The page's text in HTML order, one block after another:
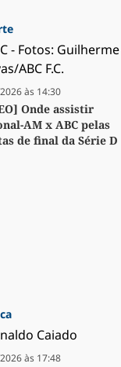
às 14:30
Onde assistir
AM x ABC pelas
de final da Série D
às 17:48